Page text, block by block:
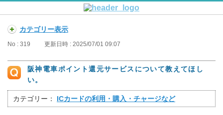
カテゴリー表示
No : 319 更新日時 : 2025/07/01 09:07
阪神電車ポイント還元サービスについて教えてほし
い。
カテゴリー： ICカードの利用・購入・チャージなど